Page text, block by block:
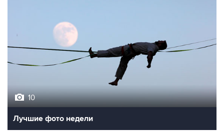
10
Лучшие фото недели